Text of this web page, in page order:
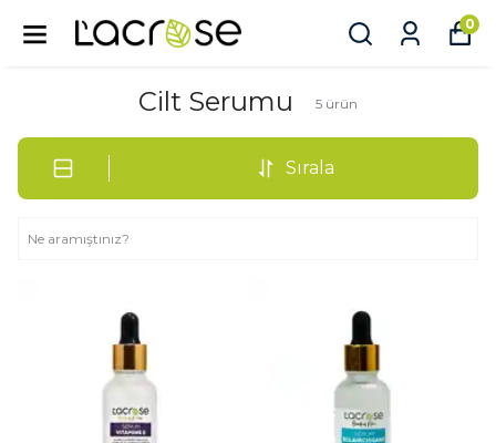
0
Cilt Serumu 5 ürün
Sırala